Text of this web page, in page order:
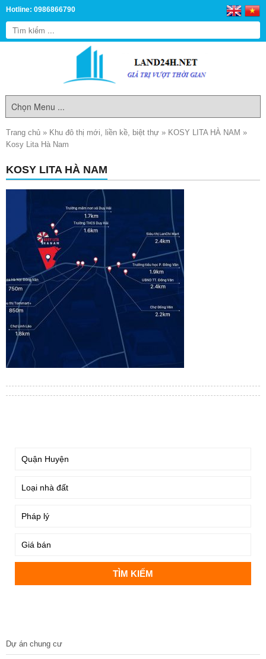
Hotline: 0986866790
Trang chủ » Khu đô thị mới, liền kề, biệt thự » KOSY LITA HÀ NAM »
Kosy Lita Hà Nam
KOSY LITA HÀ NAM
Dự án chung cư